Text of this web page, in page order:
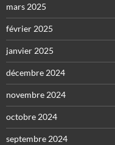
mars 2025
février 2025
janvier 2025
décembre 2024
novembre 2024
octobre 2024
septembre 2024